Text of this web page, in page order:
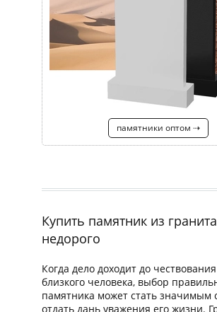
памятники оптом ⇢
Купить памятник из гранита
недорого
Когда дело доходит до
близкого человека, выбор
памятника может стать значимым
отдать дань уважения его жизни.